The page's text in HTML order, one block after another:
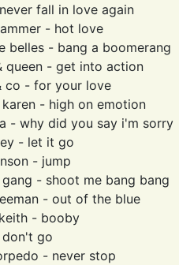
fall in love again
- hot love
belles - bang a boomerang
queen - get into action
co - for your love
- high on emotion
- why did you say i'm sorry
- let it go
- jump
gang - shoot me bang bang
- out of the blue
- booby
don't go
- never stop